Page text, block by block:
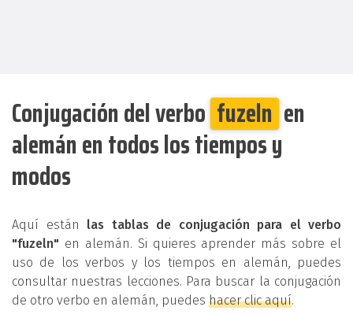
Conjugación del verbo fuzeln en
alemán en todos los tiempos y
modos
Aquí están las tablas de conjugación para el verbo
"fuzeln" en alemán. Si quieres aprender más sobre el
uso de los verbos y los tiempos en alemán, puedes
consultar nuestras lecciones. Para buscar la conjugación
de otro verbo en alemán, puedes hacer clic aquí.